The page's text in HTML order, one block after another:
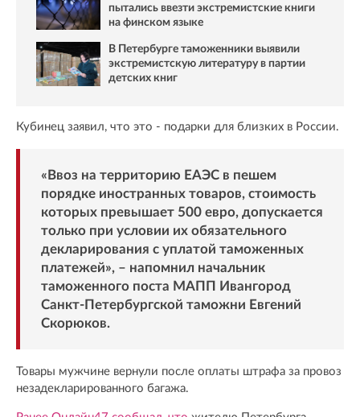
пытались ввезти экстремистские книги
на финском языке
В Петербурге таможенники выявили
экстремистскую литературу в партии
детских книг
Кубинец заявил, что это - подарки для близких в России.
«Ввоз на территорию ЕАЭС в пешем
порядке иностранных товаров, стоимость
которых превышает 500 евро, допускается
только при условии их обязательного
декларирования с уплатой таможенных
платежей», – напомнил начальник
таможенного поста МАПП Ивангород
Санкт-Петербургской таможни Евгений
Скорюков.
Товары мужчине вернули после оплаты штрафа за провоз
незадекларированного багажа.